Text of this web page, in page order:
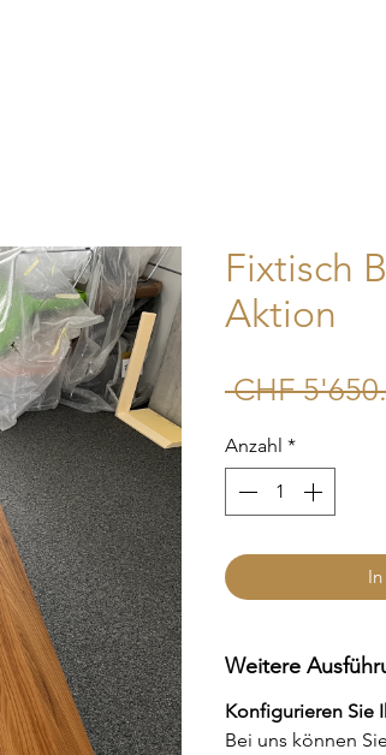
Fixtisch
Aktion
CHF
Anzahl *
Weitere
Konfigurieren Sie
Bei uns können